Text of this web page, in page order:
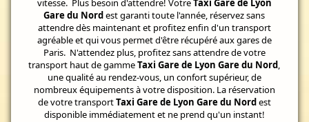
vitesse. Plus besoin d'attendre! VotreTaxi Gare de Lyon
Gare du Nordest garanti toute l'année, réservez sans
attendre dès maintenant et profitez enfin d'un transport
agréable et qui vous permet d'être récupéré aux gares de
Paris. N'attendez plus, profitez sans attendre de votre
transport haut de gammeTaxi Gare de Lyon Gare du Nord,
une qualité au rendez-vous, un confort supérieur, de
nombreux équipements à votre disposition. La réservation
de votre transportTaxi Gare de Lyon Gare du Nordest
disponible immédiatement et ne prend qu'un instant!